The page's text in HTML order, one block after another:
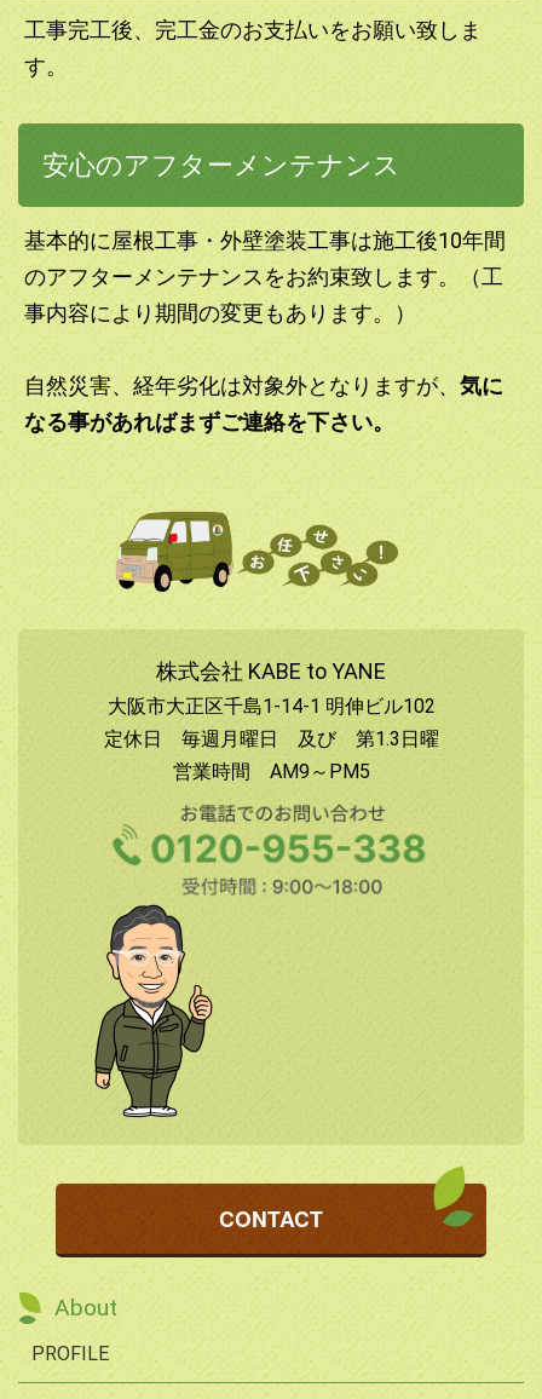
工事完工後、完工金のお支払いをお願い致しま
す。
安心のアフターメンテナンス
基本的に屋根工事・外壁塗装工事は施工後10年間
のアフターメンテナンスをお約束致します。（工
事内容により期間の変更もあります。）
自然災害、経年劣化は対象外となりますが、気に
なる事があればまずご連絡を下さい。
株式会社 KABE to YANE
大阪市大正区千島1-14-1 明伸ビル102
定休日 毎週月曜日 及び 第1.3日曜
営業時間 AM9～PM5
CONTACT
About
PROFILE